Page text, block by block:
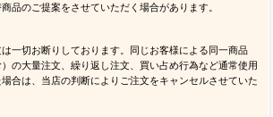
品のご提案をさせていただく場合があります。
一切お断りしております。同じお客様による同一商品
）の大量注文、繰り返し注文、買い占め行為など通常使用
合は、当店の判断によりご注文をキャンセルさせていた